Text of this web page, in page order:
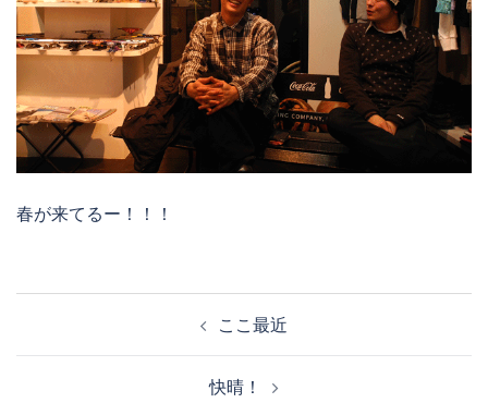
春が来てるー！！！
ここ最近
快晴！